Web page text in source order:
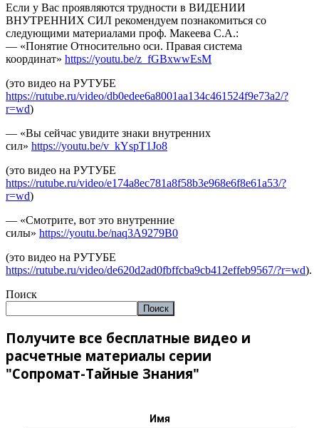
Если у Вас проявляются трудности в ВИДЕНИИ
ВНУТРЕННИХ СИЛ рекомендуем познакомиться со
следующими материалами проф. Макеева С.А.:
— «Понятие Относительно оси. Правая система
координат» https://youtu.be/z_fGBxwwEsM
(это видео на РУТУБЕ
https://rutube.ru/video/db0edee6a8001aa134c461524f9e73a2/?
r=wd)
— «Вы сейчас увидите знаки внутренних
сил» https://youtu.be/v_kYspT1Jo8
(это видео на РУТУБЕ
https://rutube.ru/video/e174a8ec781a8f58b3e968e6f8e61a53/?
r=wd)
— «Смотрите, вот это внутренние
силы» https://youtu.be/naq3A9279B0
(это видео на РУТУБЕ
https://rutube.ru/video/de620d2ad0fbffcba9cb412effeb9567/?r=wd).
Поиск
Поиск
Получите все бесплатные видео и
расчетные материалы серии
"Сопромат-Тайные Знания"
Имя